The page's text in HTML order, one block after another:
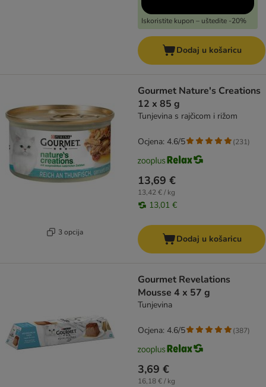
Iskoristite kupon – uštedite -20%
Dodaj u košaricu
3 opcija
Gourmet Nature's Creations
12 x 85 g
Tunjevina s rajčicom i rižom
13,69 €
13,42 € / kg
13,01 €
Ocjena: 4.6/5 (231)
Dodaj u košaricu
Gourmet Revelations
Mousse 4 x 57 g
Tunjevina
3,69 €
16,18 € / kg
Ocjena: 4.6/5 (387)